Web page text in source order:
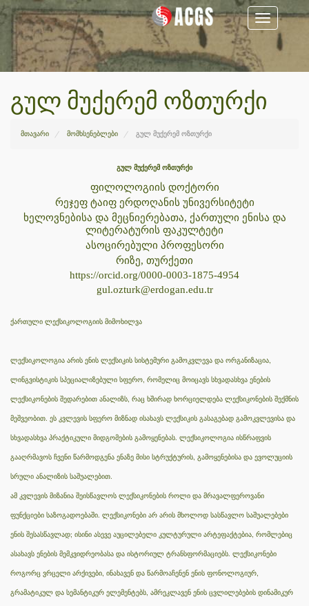
Toggle
navigation
გულ მუქერემ ოზთურქი
მთავარი მომხსენებლები გულ მუქერემ ოზთურქი
გულ მუქერემ ოზთურქი
ფილოლოგიის დოქტორი
რეჯეფ ტაიფ ერდოღანის უნივერსიტეტი
ხელოვნებისა და მეცნიერებათა, ქართული ენისა და
ლიტერატურის ფაკულტეტი
ასოცირებული პროფესორი
რიზე, თურქეთი
https://orcid.org/0000-0003-1875-4954
gul.ozturk@erdogan.edu.tr
ქართული ლექსიკოლოგიის მიმოხილვა
ლექსიკოლოგია არის ენის ლექსიკის სისტემური გამოკვლევა და ორგანიზაცია,
ლინგვისტიკის სპეციალიზებული სფერო, რომელიც მოიცავს სხვადასხვა ენების
ლექსიკონების შედარებით ანალიზს, რაც ხშირად ხორციელდება ლექსიკონების შექმნის
მეშვეობით. ეს კვლევის სფერო მიზნად ისახავს ლექსიკის გასაგებად გამოკვლევისა და
სხვადასხვა პრაქტიკული მიდგომების გამოყენებას. ლექსიკოლოგია ისწრაფვის
გააღრმავოს ჩვენი წარმოდგენა ენაზე მისი სტრუქტურის, გამოყენებისა და ევოლუციის
სრული ანალიზის საშუალებით.
ამ კვლევის მიზანია შეისწავლოს ლექსიკონების როლი და მრავალფეროვანი
ფუნქციები საზოგადოებაში. ლექსიკონები არ არის მხოლოდ სასწავლო საშუალებები
ენის შესასწავლად; ისინი ასევე აუცილებელი კულტურული არტეფაქტებია, რომლებიც
ასახავს ენების მემკვიდრეობასა და ისტორიულ ტრანსფორმაციებს. ლექსიკონები
როგორც ვრცელი არქივები, ინახავენ და წარმოაჩენენ ენის ფონოლოგიურ,
გრამატიკულ და სემანტიკურ ელემენტებს, ამრეკლავენ ენის ცვლილებების დინამიკურ